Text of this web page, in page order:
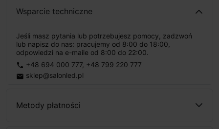
Wsparcie techniczne
Jeśli masz pytania lub potrzebujesz pomocy, zadzwoń
lub napisz do nas: pracujemy od 8:00 do 18:00,
odpowiedzi na e-maile od 8:00 do 22:00.
phone +48 694 000 777, +48 799 220 777
email sklep@salonled.pl
Metody płatności